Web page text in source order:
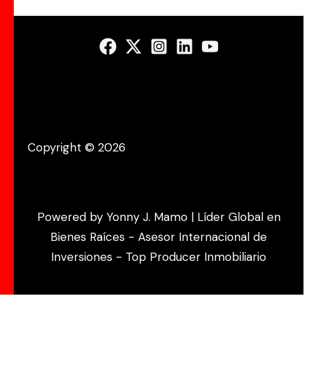
Copyright © 2026
Powered by Yonny J. Mamo | Líder Global en
Bienes Raíces - Asesor Internacional de
Inversiones - Top Producer Inmobiliario